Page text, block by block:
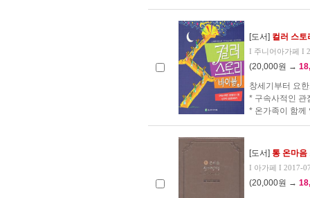
[도서] 컬러 스
I 주니어아가페 I
(20,000원 →
창세기부터 요
* 구속사적인 관
* 온가족이 함께
[도서] 통 온마음
I 아가페 I 2017-
(20,000원 →